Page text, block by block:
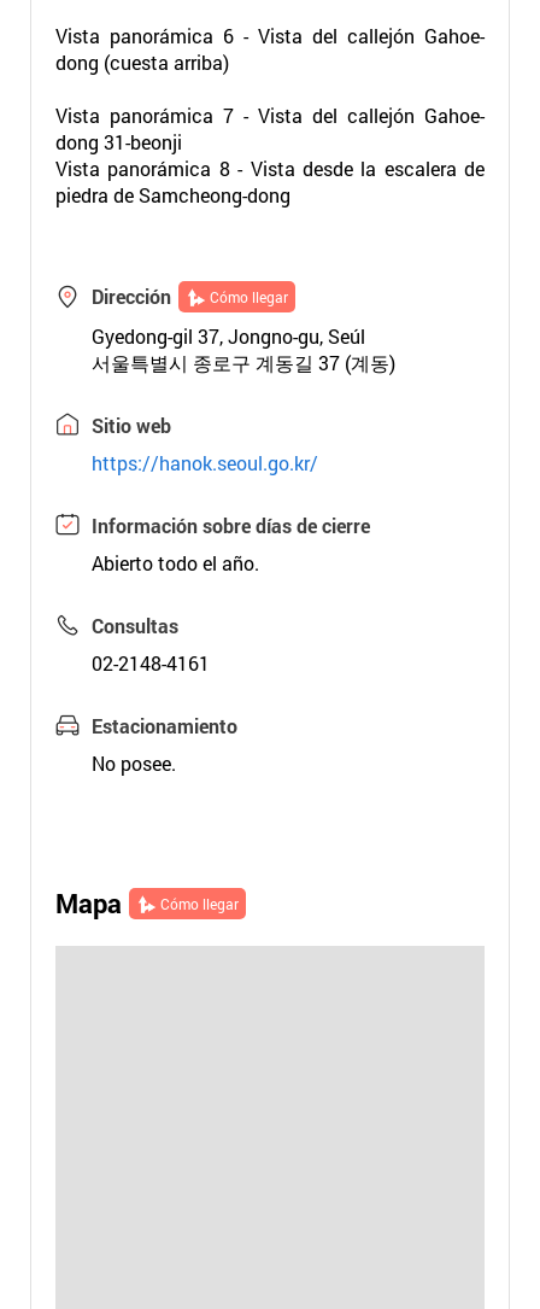
Vista panorámica 6 - Vista del callejón Gahoe-
dong (cuesta arriba)
Vista panorámica 7 - Vista del callejón Gahoe-
dong 31-beonji
Vista panorámica 8 - Vista desde la escalera de
piedra de Samcheong-dong
Dirección Cómo llegar
Gyedong-gil 37, Jongno-gu, Seúl
서울특별시 종로구 계동길 37 (계동)
Sitio web
https://hanok.seoul.go.kr/
Información sobre días de cierre
Abierto todo el año.
Consultas
02-2148-4161
Estacionamiento
No posee.
Mapa Cómo llegar